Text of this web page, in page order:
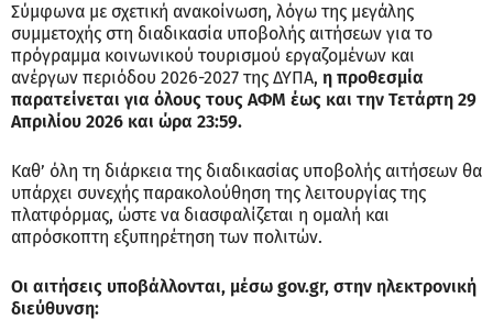
Σύμφωνα με σχετική ανακοίνωση, λόγω της μεγάλης
συμμετοχής στη διαδικασία υποβολής αιτήσεων για το
πρόγραμμα κοινωνικού τουρισμού εργαζομένων και
ανέργων περιόδου 2026-2027 της ΔΥΠΑ, η προθεσμία
παρατείνεται για όλους τους ΑΦΜ έως και την Τετάρτη 29
Απριλίου 2026 και ώρα 23:59.
Καθ’ όλη τη διάρκεια της διαδικασίας υποβολής αιτήσεων θα
υπάρχει συνεχής παρακολούθηση της λειτουργίας της
πλατφόρμας, ώστε να διασφαλίζεται η ομαλή και
απρόσκοπτη εξυπηρέτηση των πολιτών.
Οι αιτήσεις υποβάλλονται, μέσω gov.gr, στην ηλεκτρονική
διεύθυνση: